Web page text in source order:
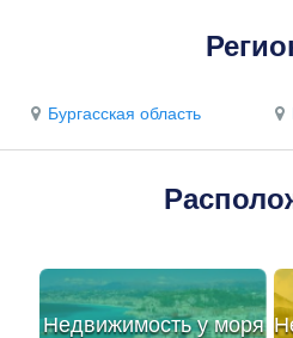
Бургасская область
Недвижимость у моря